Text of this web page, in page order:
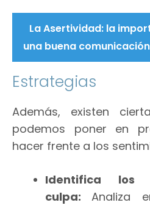
La Asertividad: la
una buena comunicación
Estrategias
Además, existen
podemos poner en
hacer frente a los
Identifica los
culpa:Analiza